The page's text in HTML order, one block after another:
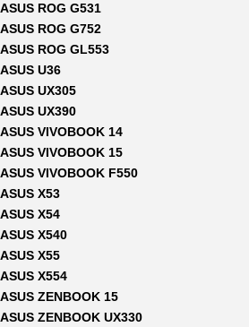
ASUS ROG G531
ASUS ROG G752
ASUS ROG GL553
ASUS U36
ASUS UX305
ASUS UX390
ASUS VIVOBOOK 14
ASUS VIVOBOOK 15
ASUS VIVOBOOK F550
ASUS X53
ASUS X54
ASUS X540
ASUS X55
ASUS X554
ASUS ZENBOOK 15
ASUS ZENBOOK UX330